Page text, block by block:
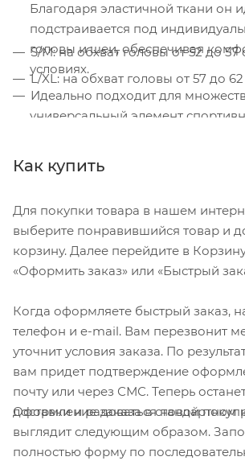
Благодаря эластичной ткани он
подстраивается под
головы и шеи, обеспечивая
условиях.
Идеально подходит для
универсальный элемент
Туризм и горные походы
S/M: на обхват головы от 52 до 57
L/XL: на обхват головы от 57 до
Как купить
Для покупки товара в нашем
выберите понравившийся товар и
корзину. Далее перейдите в
«Оформить заказ» или «Быстрый
Когда оформляете быстрый заказ,
телефон и e-mail. Вам перезвонит
уточнит условия заказа. По
вам придет подтверждение
почту или через СМС. Теперь
доставки и радоваться новой
Оформление заказа в стандартном
выглядит следующим образом.
полностью форму по